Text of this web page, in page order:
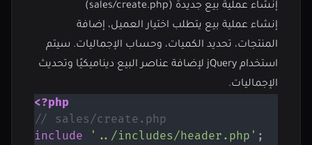
إنشاء عملية بيع جديدة (sales/create.php)
إنشاء عملية بيع يتطلب اختيار العميل، إضافة
المنتجات، تحديد الكميات، وحساب الإجماليات. سيتم
استخدام jQuery لإضافة عناصر البيع ديناميكيًا وتحديث
الإجماليات.
<?php
// sales/create.php
include
'../includes/header.php' ;